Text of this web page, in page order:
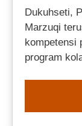
Dukuhseti,
Marzuqi
kompetensi
program